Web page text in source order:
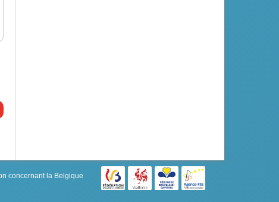
concernant la Belgique